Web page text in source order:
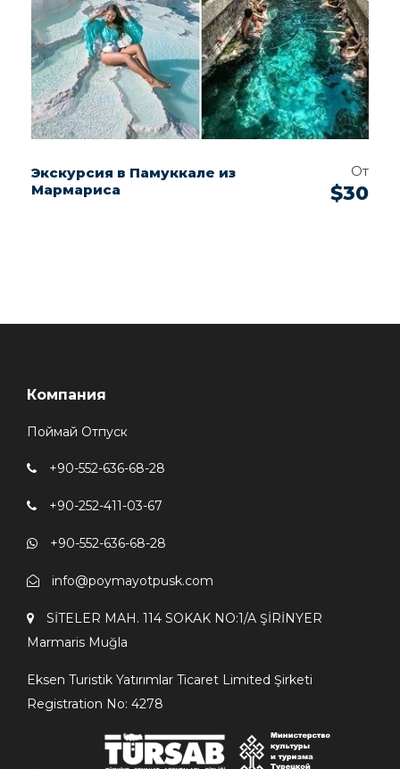
Экскурсия в Памуккале из
Мармариса
От
$30
Компания
Поймай Отпуск
+90-552-636-68-28
+90-252-411-03-67
+90-552-636-68-28
info@poymayotpusk.com
SİTELER MAH. 114 SOKAK NO:1/A ŞİRİNYER
Мarmaris Мuğla
Eksen Turistik Yatırımlar Ticaret Limited Şirketi
Registration No: 4278